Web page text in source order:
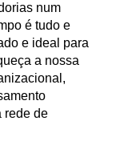
num
é tudo e
e ideal para
a nossa
rede de